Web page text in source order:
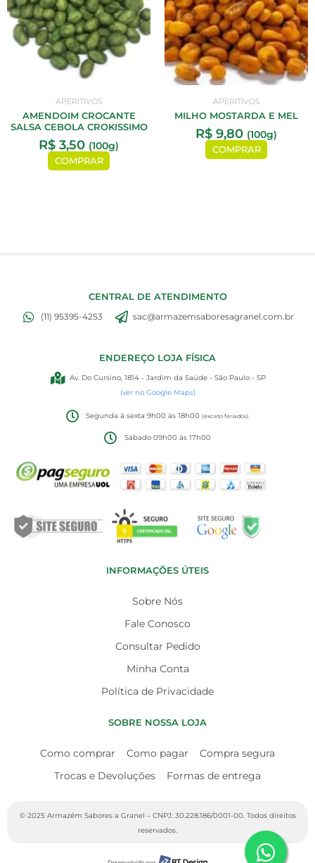
APERITIVOS
AMENDOIM CROCANTE
SALSA CEBOLA CROKISSIMO
R$ 3,50 (100g)
COMPRAR
APERITIVOS
MILHO MOSTARDA E MEL
R$ 9,80 (100g)
COMPRAR
CENTRAL DE ATENDIMENTO
(11) 95395-4253 sac@armazemsaboresagranel.com.br
ENDEREÇO LOJA FÍSICA
Av. Do Cursino, 1814 - Jardim da Saúde - São Paulo - SP
(ver no Google Maps)
Segunda à sexta 9h00 às 18h00(exceto feriados)
Sábado 09h00 às 17h00
INFORMAÇÕES ÚTEIS
Sobre Nós
Fale Conosco
Consultar Pedido
Minha Conta
Política de Privacidade
SOBRE NOSSA LOJA
Como comprar Como pagar
Compra segura
Trocas e Devoluções
Formas de entrega
© 2025 Armazém Sabores a Granel – CNPJ: 30.228.186/0001-00. Todos direitos
reservados.